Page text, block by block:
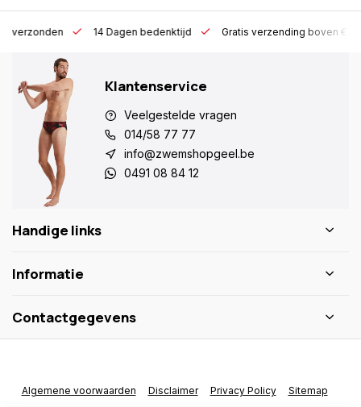
h verzonden 14 Dagen bedenktijd Gratis verzending boven
Klantenservice
Veelgestelde vragen
014/58 77 77
info@zwemshopgeel.be
0491 08 84 12
Handige links
Informatie
Contactgegevens
Algemene voorwaarden Disclaimer Privacy Policy Sitemap